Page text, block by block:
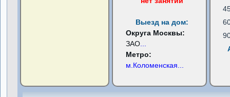
Выезд на дом:
Округа Москвы:
ЗАО
Метро:
м.Коломенская